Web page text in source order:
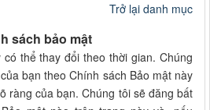
Trở lại danh mục
sách bảo mật
thể thay đổi theo thời gian. Chúng
bạn theo Chính sách Bảo mật này
ràng của bạn. Chúng tôi sẽ đăng bất